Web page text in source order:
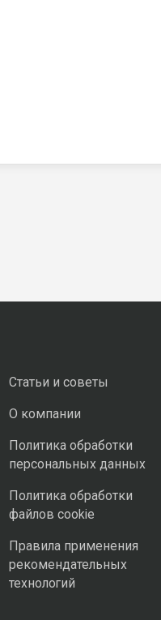
Статьи и советы
О компании
Политика обработки
персональных данных
Политика обработки
файлов cookie
Правила применения
рекомендательных
технологий